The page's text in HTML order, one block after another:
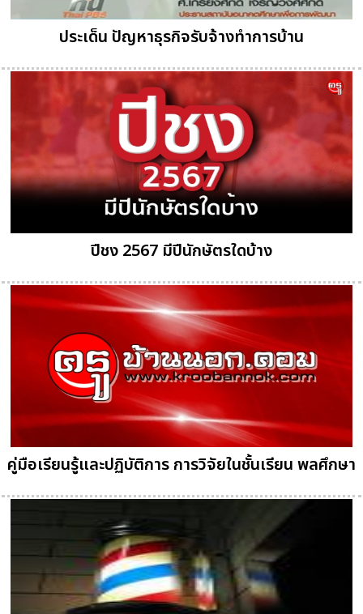
ประเด็น ปัญหาธุรกิจรับจ้างทำการบ้าน
ปีชง 2567 มีปีนักษัตรใดบ้าง
คู่มือเรียนรู้และปฏิบัติการ การวิจัยในชั้นเรียน พลศึกษา